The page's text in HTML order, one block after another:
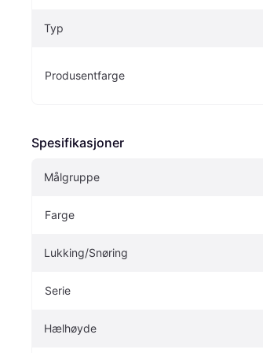
Typ
Produsentfarge
Spesifikasjoner
Målgruppe
Farge
Lukking/Snøring
Serie
Hælhøyde